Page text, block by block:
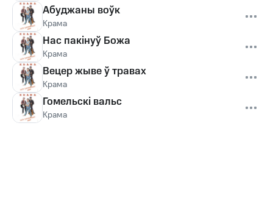
Абуджаны воўк
Крама
Нас пакiнуў Божа
Крама
Вецер жыве ў травах
Крама
Гомельскi вальс
Крама